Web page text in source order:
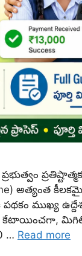
అత్యంత
ముఖ్య
కేటాయించగా,
… Read more